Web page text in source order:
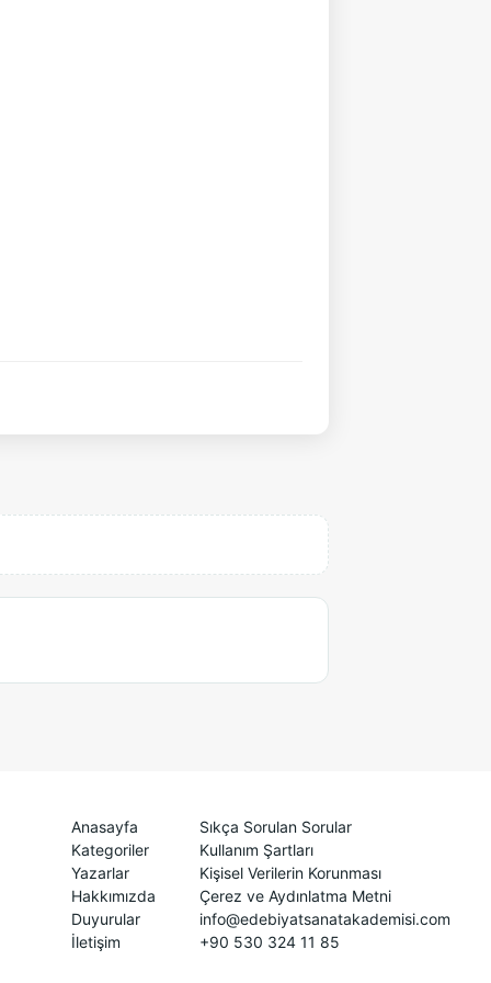
Anasayfa
Kategoriler
Yazarlar
Hakkımızda
Duyurular
İletişim
Sıkça Sorulan Sorular
Kullanım Şartları
Kişisel Verilerin Korunması
Çerez ve Aydınlatma Metni
info@edebiyatsanatakademisi.com
+90 530 324 11 85